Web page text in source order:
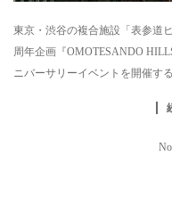
東京・渋谷の複合施設「表参道
周年企画『OMOTESANDO
ニバーサリーイベントを開催す